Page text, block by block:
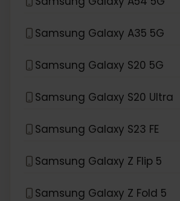
Samsung Galaxy A35 5G
Samsung Galaxy S20 5G
Samsung Galaxy S20 Ultra
Samsung Galaxy S23 FE
Samsung Galaxy Z Flip 5
Samsung Galaxy Z Fold 5